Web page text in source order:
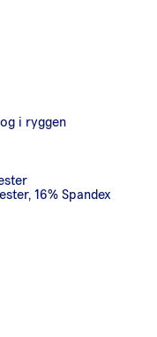
i ryggen
16% Spandex